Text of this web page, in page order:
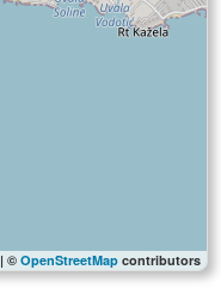
| ©OpenStreetMap contributors